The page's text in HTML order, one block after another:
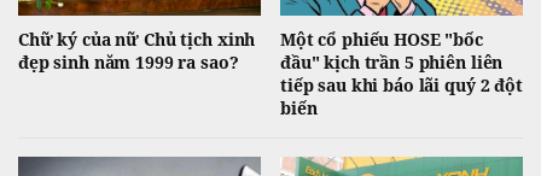
Chữ ký của nữ Chủ tịch xinh
đẹp sinh năm 1999 ra sao?
Một cổ phiếu HOSE "bốc
đầu" kịch trần 5 phiên liên
tiếp sau khi báo lãi quý 2 đột
biến